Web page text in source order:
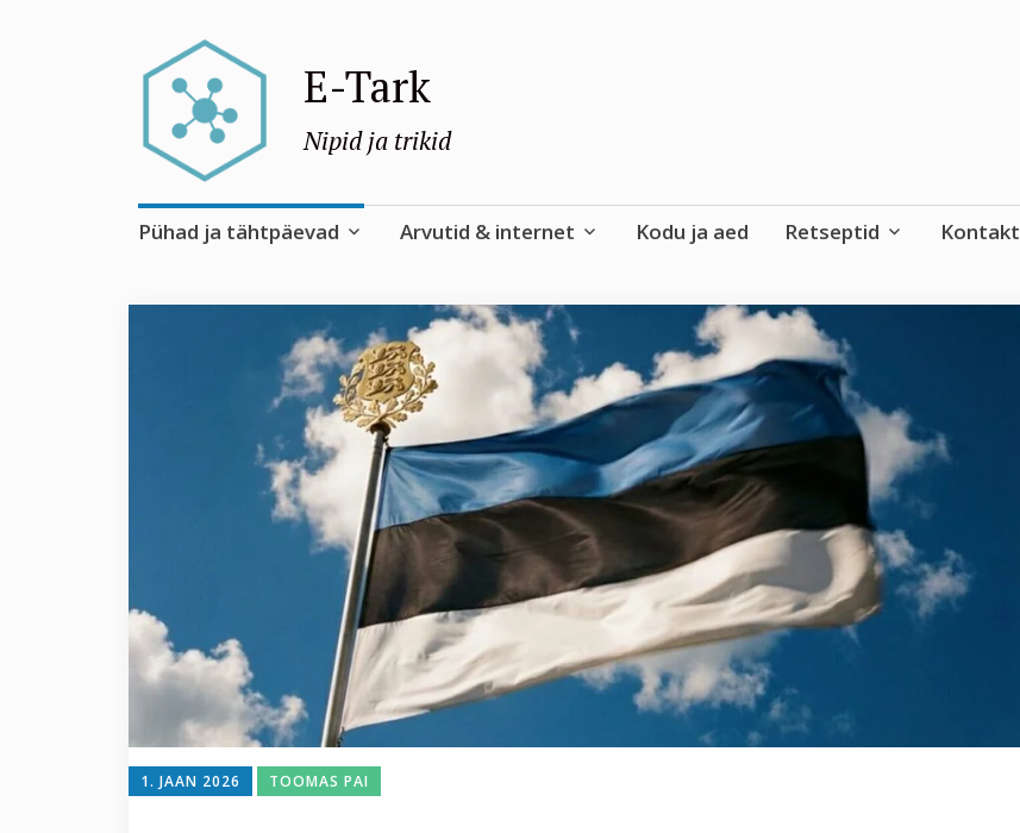
E-Tark
Nipid ja trikid
Skip
Pühad ja tähtpäevad Arvutid & internet Kodu ja aed Retseptid Kontakt
1. JAAN 2026 TOOMAS PAI